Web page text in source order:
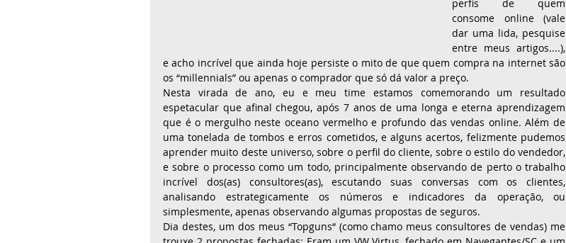
perfis de quem
consome online (vale
dar uma lida, pesquise
entre meus artigos....),
e acho incrível que ainda hoje persiste o mito de que quem compra na internet são
os “millennials” ou apenas o comprador que só dá valor a preço.
Nesta virada de ano, eu e meu time estamos comemorando um resultado
espetacular que afinal chegou, após 7 anos de uma longa e eterna aprendizagem
que é o mergulho neste oceano vermelho e profundo das vendas online. Além de
uma tonelada de tombos e erros cometidos, e alguns acertos, felizmente pudemos
aprender muito deste universo, sobre o perfil do cliente, sobre o estilo do vendedor,
e sobre o processo como um todo, principalmente observando de perto o trabalho
incrível dos(as) consultores(as), escutando suas conversas com os clientes,
analisando estrategicamente os números e indicadores da operação, ou
simplesmente, apenas observando algumas propostas de seguros.
Dia destes, um dos meus “Topguns“ (como chamo meus consultores de vendas) me